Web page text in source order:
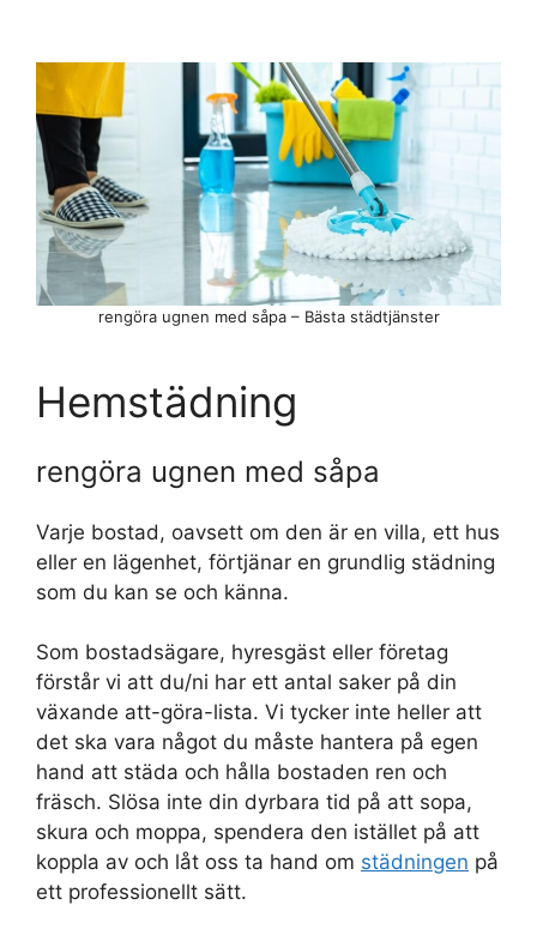
rengöra ugnen med såpa – Bästa städtjänster
Hemstädning
rengöra ugnen med såpa
Varje bostad, oavsett om den är en villa, ett hus
eller en lägenhet, förtjänar en grundlig städning
som du kan se och känna.
Som bostadsägare, hyresgäst eller företag
förstår vi att du/ni har ett antal saker på din
växande att-göra-lista. Vi tycker inte heller att
det ska vara något du måste hantera på egen
hand att städa och hålla bostaden ren och
fräsch. Slösa inte din dyrbara tid på att sopa,
skura och moppa, spendera den istället på att
koppla av och låt oss ta hand om städningen på
ett professionellt sätt.